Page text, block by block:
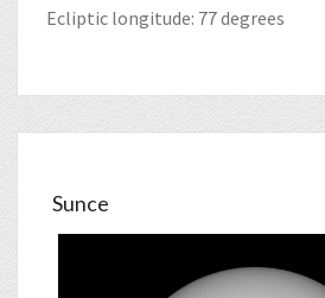
Ecliptic longitude: 77 degrees
Sunce